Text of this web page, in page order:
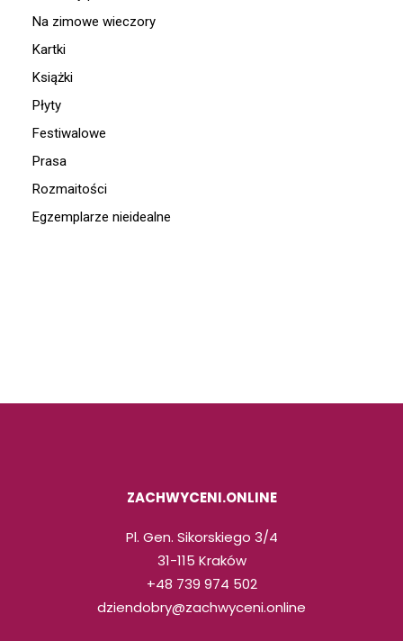
Na zimowe wieczory
Kartki
Książki
Płyty
Festiwalowe
Prasa
Rozmaitości
Egzemplarze nieidealne
ZACHWYCENI.ONLINE
Pl. Gen. Sikorskiego 3/4
31-115 Kraków
+48 739 974 502
dziendobry@zachwyceni.online